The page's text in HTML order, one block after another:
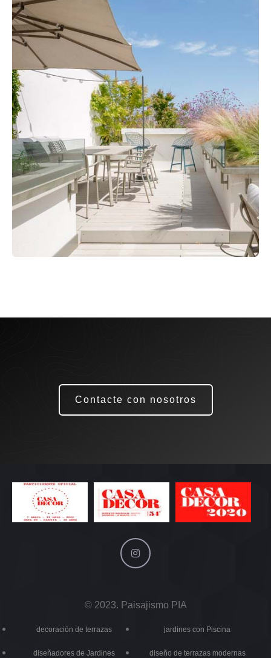
Contacte con nosotros
© 2023. Paisajismo PIA
decoración de terrazas
diseñadores de Jardines
jardines con Piscina
diseño de terrazas modernas